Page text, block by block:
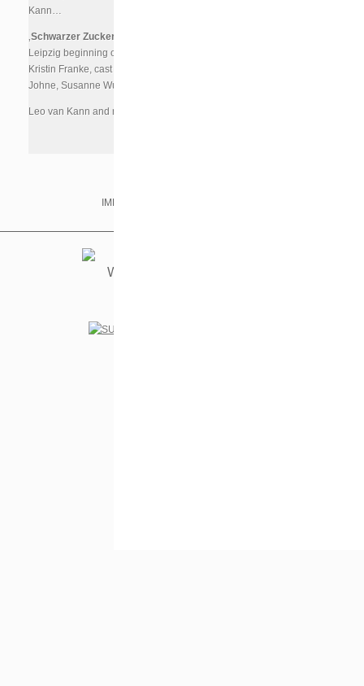
Kann…
‚Schwarzer Zucker
Leipzig beginning of Februar. It’s the first feature of director
Kristin Franke, cast includes Marilena Netzker, Odine
Johne, Susanne Wuest,
Leo van Kann and many more.
IMPRINT & PRIVACY